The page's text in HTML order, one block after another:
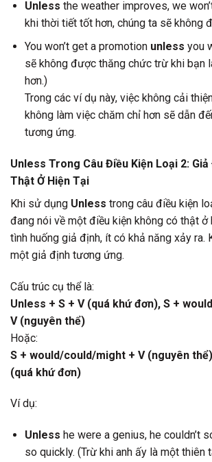
Unless the weather improves, we
khi thời tiết tốt hơn, chúng ta sẽ không
You won’t get a promotion unless you
sẽ không được thăng chức trừ khi bạn
hơn.)
Trong các ví dụ này, việc không cải
không làm việc chăm chỉ hơn sẽ dẫn
tương ứng.
Unless Trong Câu Điều Kiện Loại 2:
Thật Ở Hiện Tại
Khi sử dụng Unless trong câu điều kiện
đang nói về một điều kiện không có thật
tình huống giả định, ít có khả năng xảy ra.
một giả định tương ứng.
Cấu trúc cụ thể là:
Unless + S + V (quá khứ đơn), S +
V (nguyên thể)
Hoặc:
S + would/could/might + V (nguyên
(quá khứ đơn)
Ví dụ:
Unless he were a genius, he couldn’t
so quickly. (Trừ khi anh ấy là một thiên